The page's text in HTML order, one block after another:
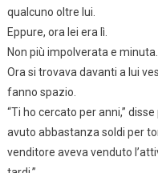
qualcuno oltre lui.
Eppure, ora lei era lì.
Non più impolverata e minuta.
Ora si trovava davanti a lui
fanno spazio.
“Ti ho cercato per anni,”
avuto abbastanza soldi per
venditore aveva venduto